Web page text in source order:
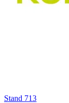
Stand 713